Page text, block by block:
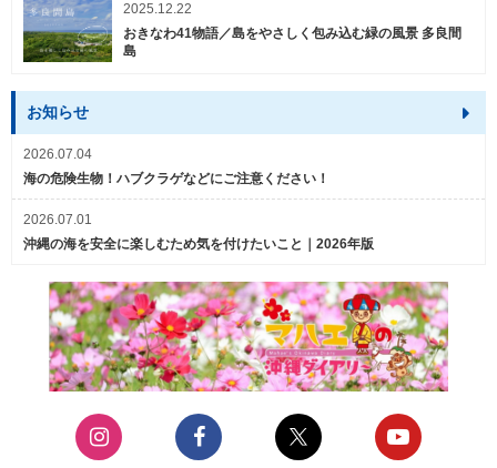
2025.12.22
おきなわ41物語／島をやさしく包み込む緑の風景 多良間
島
お知らせ
2026.07.04
海の危険生物！ハブクラゲなどにご注意ください！
2026.07.01
沖縄の海を安全に楽しむため気を付けたいこと｜2026年版